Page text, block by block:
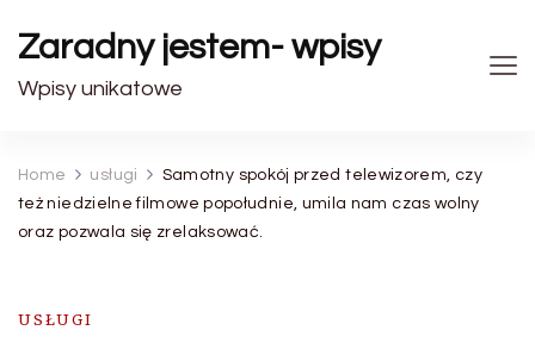
Zaradny jestem- wpisy
Wpisy unikatowe
Home usługi
Samotny spokój przed telewizorem, czy
też niedzielne filmowe popołudnie, umila nam czas wolny
oraz pozwala się zrelaksować.
USŁUGI